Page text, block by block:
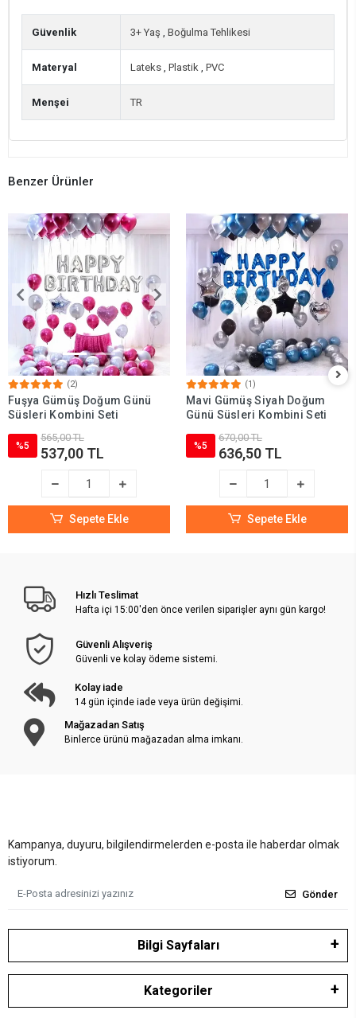
Güvenlik 3+ Yaş , Boğulma Tehlikesi
Materyal Lateks , Plastik , PVC
Menşei TR
Benzer Ürünler
(2)
Fuşya Gümüş Doğum Günü
Süsleri Kombini Seti
%5
565,00 TL
537,00 TL
Sepete Ekle
(1)
Mavi Gümüş Siyah Doğum
Günü Süsleri Kombini Seti
%5
670,00 TL
636,50 TL
Sepete Ekle
Hızlı Teslimat
Hafta içi 15:00'den önce verilen siparişler aynı gün kargo!
Güvenli Alışveriş
Güvenli ve kolay ödeme sistemi.
Kolay iade
14 gün içinde iade veya ürün değişimi.
Mağazadan Satış
Binlerce ürünü mağazadan alma imkanı.
Kampanya, duyuru, bilgilendirmelerden e-posta ile haberdar olmak
istiyorum.
Gönder
Bilgi Sayfaları
Kategoriler